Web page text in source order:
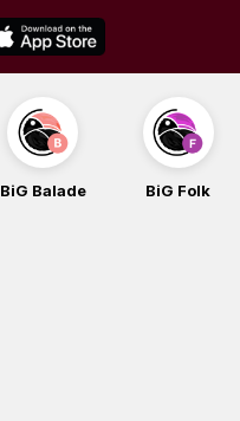
BiG Balade BiG Folk